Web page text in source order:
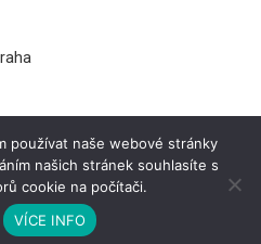
Můj účet
používat naše webové stránky
našich stránek souhlasíte s
cookie na počítači.
VÍCE INFO